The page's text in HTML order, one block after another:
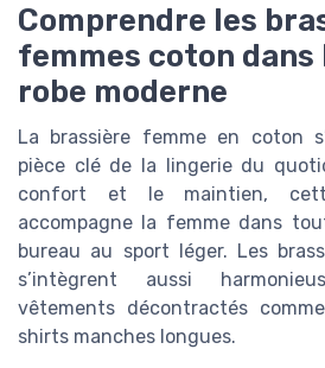
Comprendre les
femmes coton dans
robe moderne
La brassière femme en coton
pièce clé de la lingerie du
confort et le maintien,
accompagne la femme dans
bureau au sport léger. Les
s’intègrent aussi
vêtements décontractés
shirts manches longues.